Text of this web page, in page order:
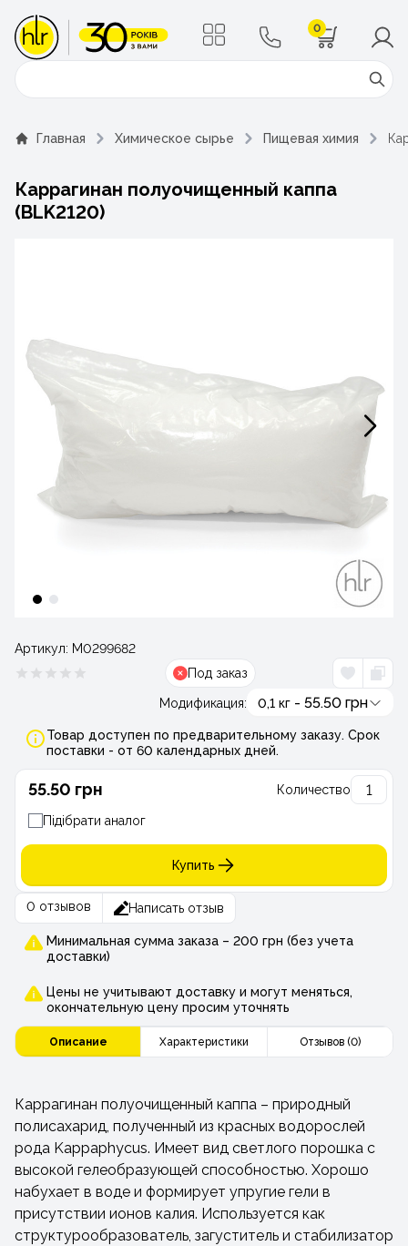
0
Поиск
Главная Химическое сырье Пищевая химия
Каррагинан полуочищенный каппа
(BLK2120)
Артикул: М0299682
Под заказ
Модификация: 0,1 кг - 55.50 грн
Товар доступен по предварительному заказу. Срок
поставки - от 60 календарных дней.
55.50 грн Количество
Підібрати аналог
Купить
0 отзывов Написать отзыв
Минимальная сумма заказа – 200 грн (без учета
доставки)
Цены не учитывают доставку и могут меняться,
окончательную цену просим уточнять
Описание Характеристики Отзывов (0)
Каррагинан полуочищенный каппа – природный
полисахарид, полученный из красных водорослей
рода Kappaphycus. Имеет вид светлого порошка с
высокой гелеобразующей способностью. Хорошо
набухает в воде и формирует упругие гели в
присутствии ионов калия. Используется как
структурообразователь, загуститель и стабилизатор